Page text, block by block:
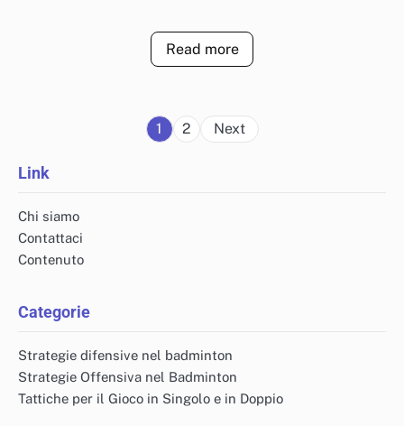
Read more
Posts
1 2 Next
Link
Chi siamo
Contattaci
Contenuto
Categorie
Strategie difensive nel badminton
Strategie Offensiva nel Badminton
Tattiche per il Gioco in Singolo e in Doppio